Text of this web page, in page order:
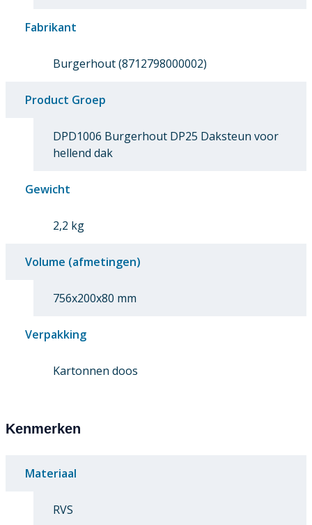
Fabrikant
Burgerhout (8712798000002)
Product Groep
DPD1006 Burgerhout DP25 Daksteun voor
hellend dak
Gewicht
2,2 kg
Volume (afmetingen)
756x200x80 mm
Verpakking
Kartonnen doos
Kenmerken
Materiaal
RVS